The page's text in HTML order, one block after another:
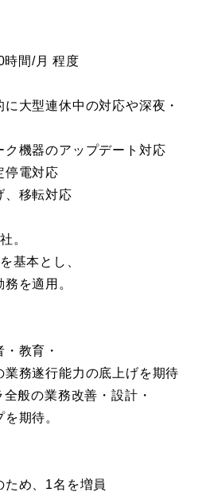
時間/月 程度
大型連休中の対応や深夜・
機器のアップデート対応
電対応
移転対応
。
基本とし、
を適用。
教育・
務遂行能力の底上げを期待
般の業務改善・設計・
期待。
め、1名を増員